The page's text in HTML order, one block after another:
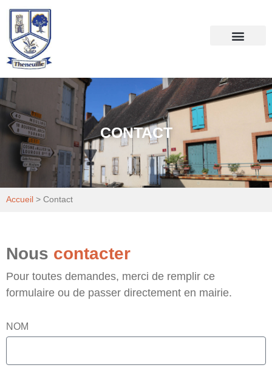
CONTACT
Accueil > Contact
Nous contacter
Pour toutes demandes, merci de remplir ce
formulaire ou de passer directement en mairie.
NOM